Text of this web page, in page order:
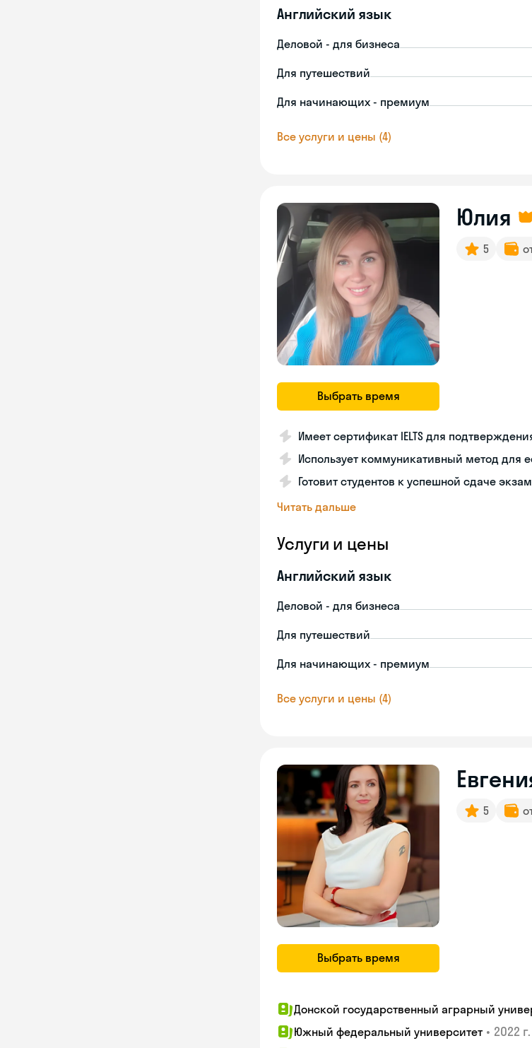
Английский язык
Деловой - для бизнеса
Для путешествий
Для начинающих - премиум
Все услуги и цены (4)
Выбрать время
Юлия
5
Имеет сертификат IELTS для
Использует коммуникативный метод для
Готовит студентов к успешной сдаче
Читать дальше
Услуги и цены
Английский язык
Деловой - для бизнеса
Для путешествий
Для начинающих - премиум
Все услуги и цены (4)
Выбрать время
5
Донской государственный аграрный
Южный федеральный университет • 2022 г.